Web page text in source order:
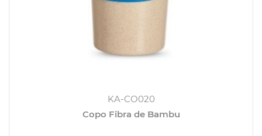
KA-CO020
Copo Fibra de Bambu